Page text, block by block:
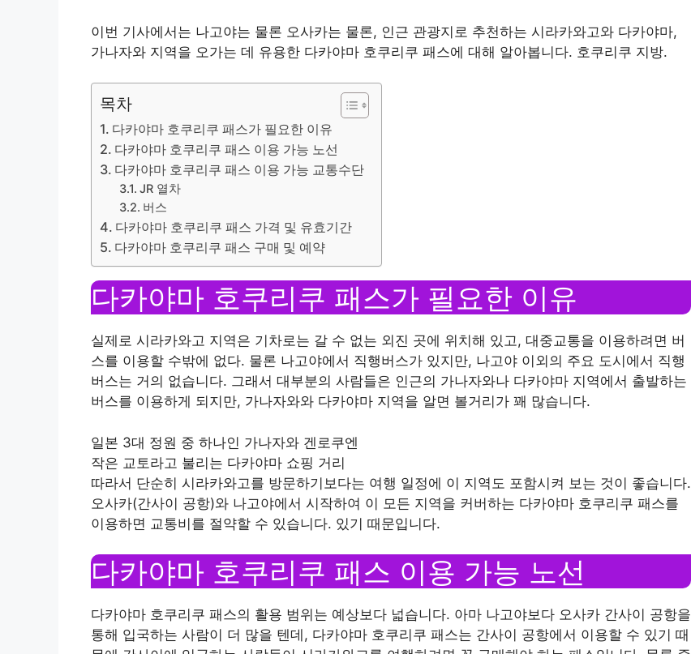
이번 기사에서는 나고야는 물론 오사카는 물론, 인근 관광지로 추천하는 시라카와고와 다카야마,
가나자와 지역을 오가는 데 유용한 다카야마 호쿠리쿠 패스에 대해 알아봅니다. 호쿠리쿠 지방.
목차
다카야마 호쿠리쿠 패스가 필요한 이유
다카야마 호쿠리쿠 패스 이용 가능 노선
다카야마 호쿠리쿠 패스 이용 가능 교통수단
JR 열차
버스
다카야마 호쿠리쿠 패스 가격 및 유효기간
다카야마 호쿠리쿠 패스 구매 및 예약
다카야마 호쿠리쿠 패스가 필요한 이유
실제로 시라카와고 지역은 기차로는 갈 수 없는 외진 곳에 위치해 있고, 대중교통을 이용하려면 버
스를 이용할 수밖에 없다. 물론 나고야에서 직행버스가 있지만, 나고야 이외의 주요 도시에서 직행
버스는 거의 없습니다. 그래서 대부분의 사람들은 인근의 가나자와나 다카야마 지역에서 출발하는
버스를 이용하게 되지만, 가나자와와 다카야마 지역을 알면 볼거리가 꽤 많습니다.
일본 3대 정원 중 하나인 가나자와 겐로쿠엔
작은 교토라고 불리는 다카야마 쇼핑 거리
따라서 단순히 시라카와고를 방문하기보다는 여행 일정에 이 지역도 포함시켜 보는 것이 좋습니다.
오사카(간사이 공항)와 나고야에서 시작하여 이 모든 지역을 커버하는 다카야마 호쿠리쿠 패스를
이용하면 교통비를 절약할 수 있습니다. 있기 때문입니다.
다카야마 호쿠리쿠 패스 이용 가능 노선
다카야마 호쿠리쿠 패스의 활용 범위는 예상보다 넓습니다. 아마 나고야보다 오사카 간사이 공항을
통해 입국하는 사람이 더 많을 텐데, 다카야마 호쿠리쿠 패스는 간사이 공항에서 이용할 수 있기 때